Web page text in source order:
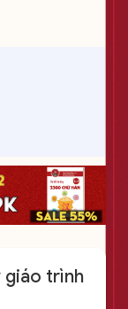
giáo trình